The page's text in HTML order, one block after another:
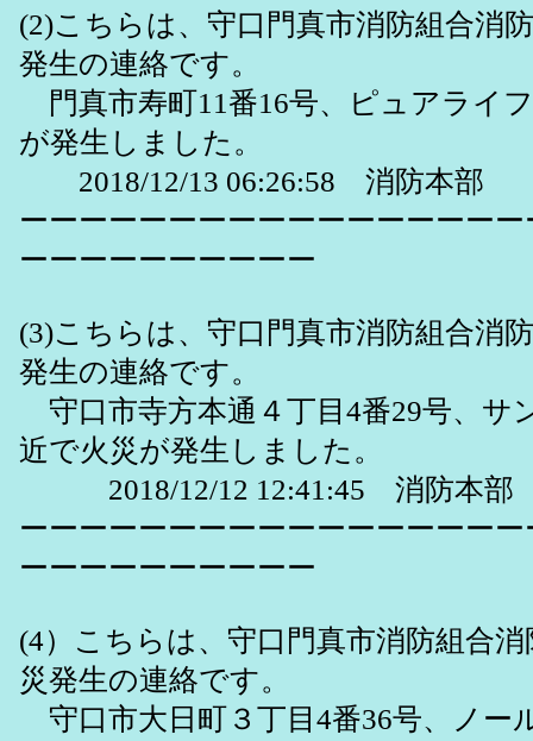
(2)こちらは、守口門真市消防組合消
発生の連絡です。
門真市寿町11番16号、ピュアライ
が発生しました。
2018/12/13 06:26:58 消防本部
ーーーーーーーーーーーーーーーー
ーーーーーーーーーー
(3)こちらは、守口門真市消防組合消
発生の連絡です。
守口市寺方本通４丁目4番29号、サ
近で火災が発生しました。
2018/12/12 12:41:45 消防本部
ーーーーーーーーーーーーーーーー
ーーーーーーーーーー
(4）こちらは、守口門真市消防組合
災発生の連絡です。
守口市大日町３丁目4番36号、ノー